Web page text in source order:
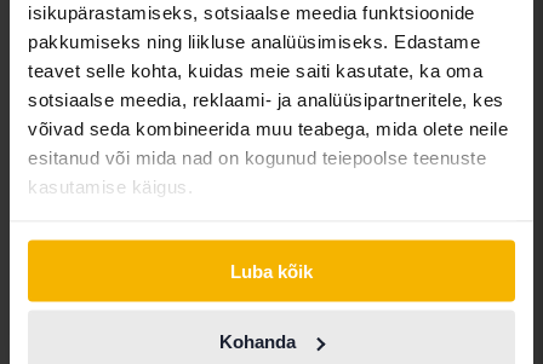
isikupärastamiseks, sotsiaalse meedia funktsioonide
pakkumiseks ning liikluse analüüsimiseks. Edastame
teavet selle kohta, kuidas meie saiti kasutate, ka oma
sotsiaalse meedia, reklaami- ja analüüsipartneritele, kes
võivad seda kombineerida muu teabega, mida olete neile
esitanud või mida nad on kogunud teiepoolse teenuste
kasutamise käigus.
Luba kõik
Kohanda
Testitud
Volvo XC40
D3 AWD
2020
162 440 km
Diisel
Åkersberga (Runö)
Osta otse
Tulevad varsti